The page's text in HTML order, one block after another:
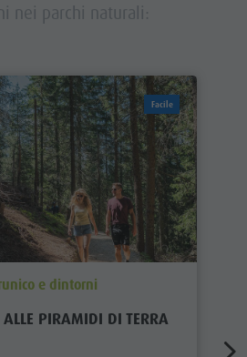
nei parchi naturali:
Facile
e dintorni
ALLE PIRAMIDI DI TERRA